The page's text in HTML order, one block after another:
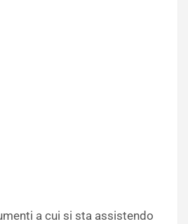
a cui si sta assistendo